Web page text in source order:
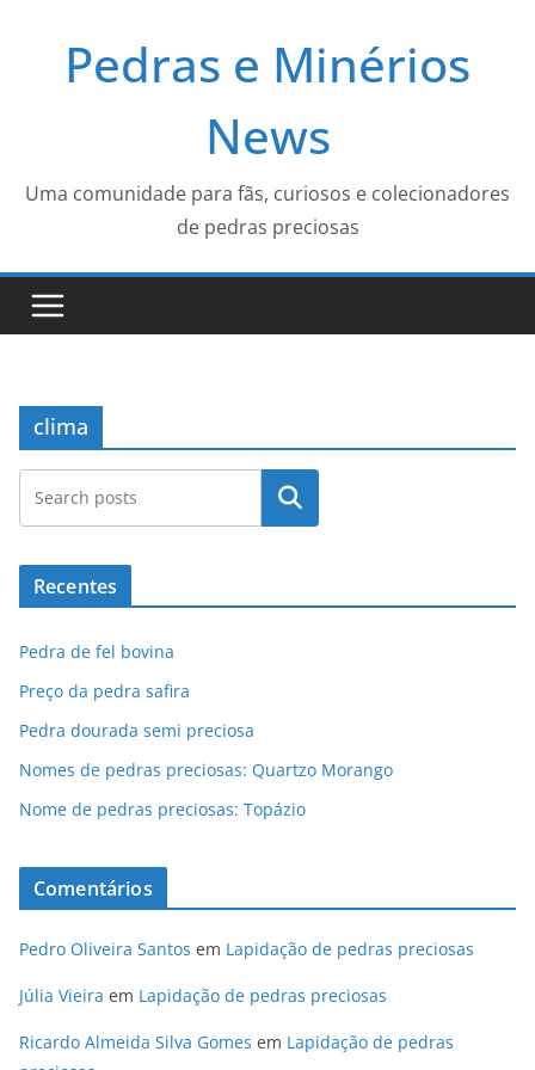
Pedras e Minérios
News
Uma comunidade para fãs, curiosos e colecionadores
de pedras preciosas
clima
Pesquisar
Recentes
Pedra de fel bovina
Preço da pedra safira
Pedra dourada semi preciosa
Nomes de pedras preciosas: Quartzo Morango
Nome de pedras preciosas: Topázio
Comentários
Pedro Oliveira Santos em Lapidação de pedras preciosas
Júlia Vieira em Lapidação de pedras preciosas
Ricardo Almeida Silva Gomes em Lapidação de pedras